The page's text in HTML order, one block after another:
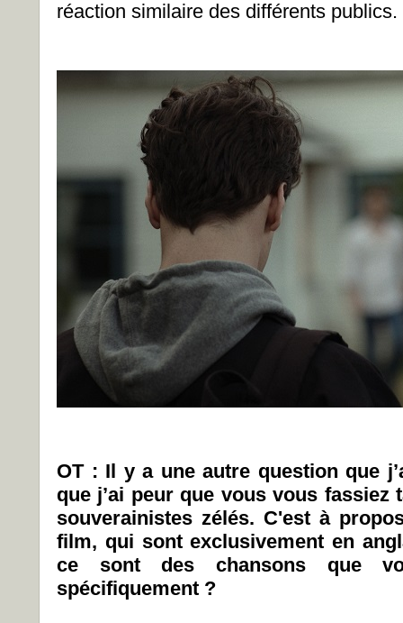
réaction similaire des différents publics.
OT : Il y a une autre question que
que j’ai peur que vous vous
souverainistes zélés. C'est à
film, qui sont exclusivement en
ce sont des chansons que
spécifiquement ?